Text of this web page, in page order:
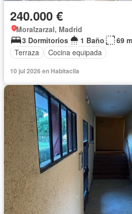
240.000 €
Moralzarzal, Madrid
3 Dormitorios
1 Baño
69
Terraza
Cocina equipada
10 jul 2026 en Habitaclia